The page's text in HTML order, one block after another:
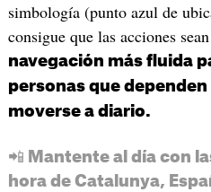
simbología (punto azul de
consigue que las acciones
navegación más fluida
personas que
moverse a diario.
📲 Mantente al día con
hora de Catalunya,